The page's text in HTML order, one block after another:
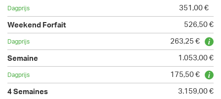
351,00 €
526,50 €
263,25 €
1.053,00 €
175,50 €
3.159,00 €